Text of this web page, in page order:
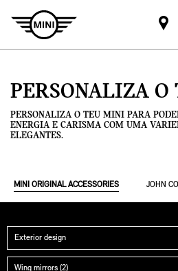
PERSONALIZA
PERSONALIZA O TEU MINI PARA
ENERGIA E CARISMA COM UMA
ELEGANTES.
MINI ORIGINAL ACCESSORIES JOHN
Categoria
Grupo